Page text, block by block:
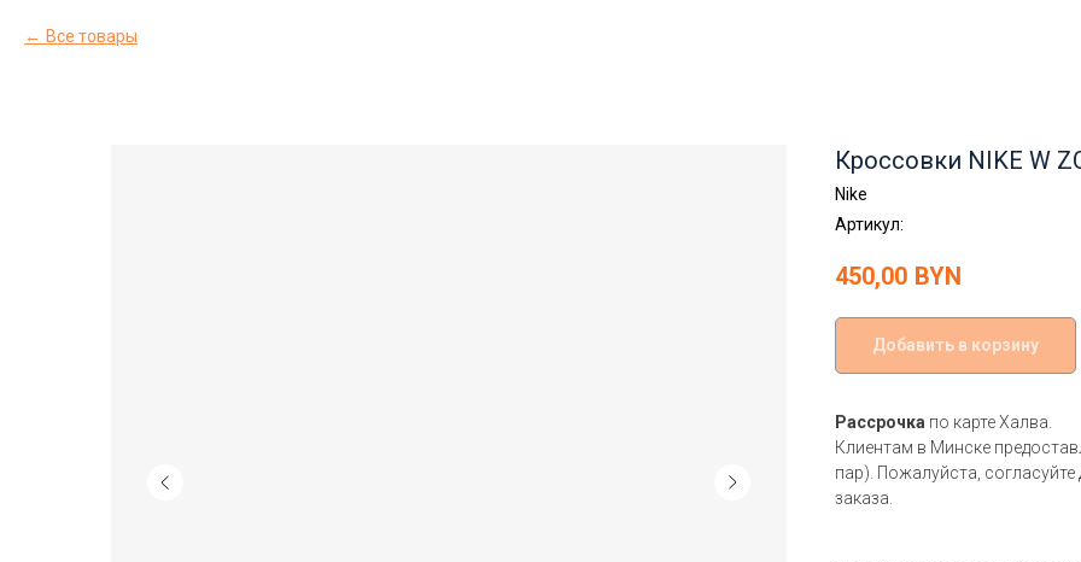
Все товары
Кроссовки NIKE W
Nike
Артикул:
450,00 BYN
Добавить в корзину
Рассрочка по карте Халва.
Клиентам в Минске
пар). Пожалуйста,
заказа.